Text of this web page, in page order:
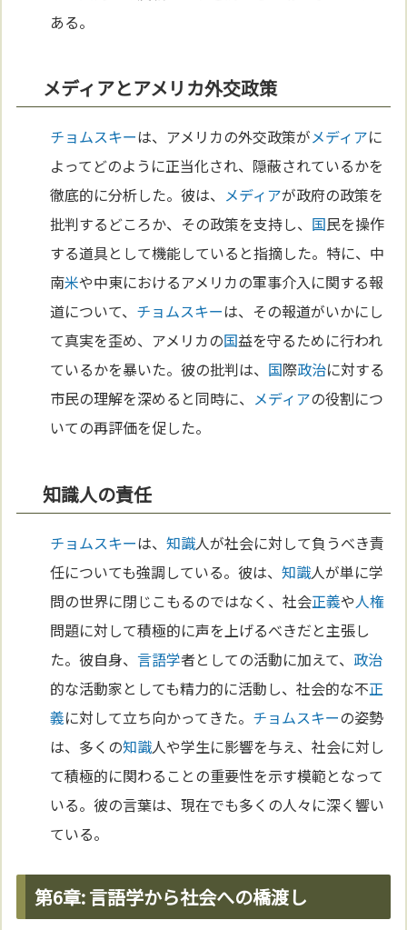
ある。
メディアとアメリカ外交政策
チョムスキーは、アメリカの外交政策がメディアに
よってどのように正当化され、隠蔽されているかを
徹底的に分析した。彼は、 メディアが政府の政策を
批判するどころか、その政策を支持し、 国民を操作
する道具として機能していると指摘した。特に、中
南米や中東におけるアメリカの軍事介入に関する報
道について、 チョムスキーは、その報道がいかにし
て真実を歪め、アメリカの国益を守るために行われ
ているかを暴いた。彼の批判は、 国際政治に対する
市民の理解を深めると同時に、 メディアの役割につ
いての再評価を促した。
知識人の責任
チョムスキーは、知識人が社会に対して負うべき責
任についても強調している。彼は、知識人が単に学
問の世界に閉じこもるのではなく、社会正義や人権
問題に対して積極的に声を上げるべきだと主張し
た。彼自身、言語学者としての活動に加えて、 政治
的な活動家としても精力的に活動し、社会的な不正
義に対して立ち向かってきた。 チョムスキーの姿勢
は、多くの知識人や学生に影響を与え、社会に対し
て積極的に関わることの重要性を示す模範となって
いる。彼の言葉は、現在でも多くの人々に深く響い
ている。
第6章: 言語学から社会への橋渡し